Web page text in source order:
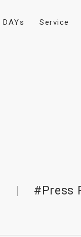
DAYs Service
#Press